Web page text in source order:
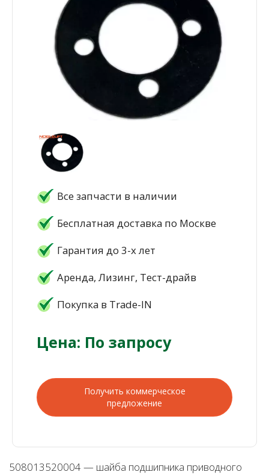
Все запчасти в наличии
Бесплатная доставка по Москве
Гарантия до 3-х лет
Аренда, Лизинг, Тест-драйв
Покупка в Trade-IN
Цена: По запросу
Получить коммерческое
предложение
508013520004 — шайба подшипника приводного